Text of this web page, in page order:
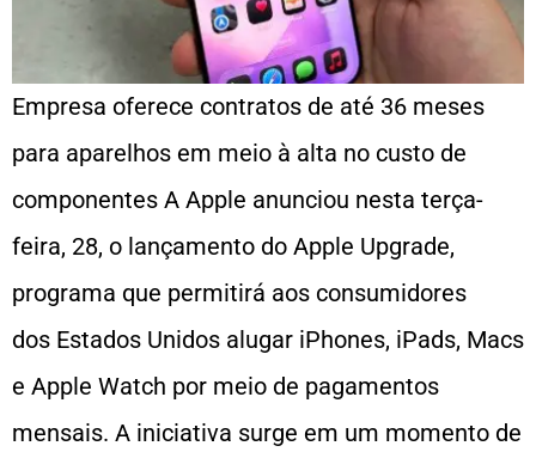
Empresa oferece contratos de até 36 meses
para aparelhos em meio à alta no custo de
componentes A Apple anunciou nesta terça-
feira, 28, o lançamento do Apple Upgrade,
programa que permitirá aos consumidores
dos Estados Unidos alugar iPhones, iPads, Macs
e Apple Watch por meio de pagamentos
mensais. A iniciativa surge em um momento de